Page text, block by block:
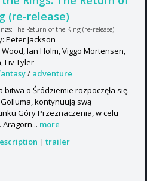
(re-release)
The Return of the King (re-release)
Peter Jackson
Wood, Ian Holm, Viggo Mortensen,
Liv Tyler
/ adventure
bitwa o Śródziemie rozpoczęła się.
kontynuują swą
Góry Przeznaczenia, w celu
Aragorn... more
| trailer